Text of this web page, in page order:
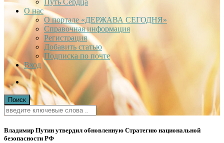
Путь Сердца
О нас
О портале «ДЕРЖАВА СЕГОДНЯ»
Справочная информация
Регистрация
Добавить статью
Подписка по почте
Вход
Владимир Путин утвердил обновленную Стратегию национальной
безопасности РФ